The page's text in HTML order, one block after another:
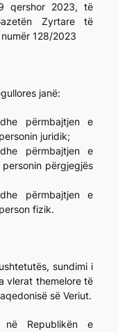
qershor 2023, të
Zyrtare të
128/2023
janë:
përmbajtjen e
juridik;
përmbajtjen e
përgjegjës
përmbajtjen e
fizik.
sundimi i
vlerat themelore të
së Veriut.
Republikën e